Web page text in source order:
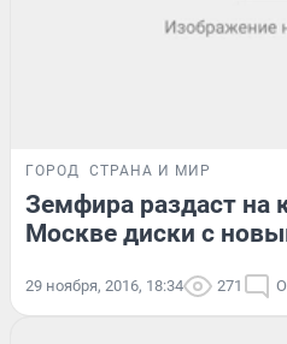
ГОРОД СТРАНА И МИР
Земфира раздаст на
Москве диски с
29 ноября, 2016, 18:34 271